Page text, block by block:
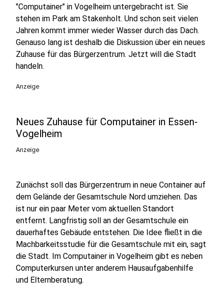
"Computainer" in Vogelheim untergebracht ist. Sie
stehen im Park am Stakenholt. Und schon seit vielen
Jahren kommt immer wieder Wasser durch das Dach.
Genauso lang ist deshalb die Diskussion über ein neues
Zuhause für das Bürgerzentrum. Jetzt will die Stadt
handeln.
Anzeige
Neues Zuhause für Computainer in Essen-
Vogelheim
Anzeige
Zunächst soll das Bürgerzentrum in neue Container auf
dem Gelände der Gesamtschule Nord umziehen. Das
ist nur ein paar Meter vom aktuellen Standort
entfernt. Langfristig soll an der Gesamtschule ein
dauerhaftes Gebäude entstehen. Die Idee fließt in die
Machbarkeitsstudie für die Gesamtschule mit ein, sagt
die Stadt. Im Computainer in Vogelheim gibt es neben
Computerkursen unter anderem Hausaufgabenhilfe
und Elternberatung.